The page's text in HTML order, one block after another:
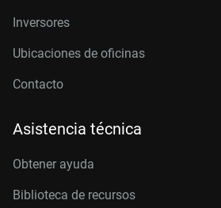
Inversores
Ubicaciones de oficinas
Contacto
Asistencia técnica
Obtener ayuda
Biblioteca de recursos